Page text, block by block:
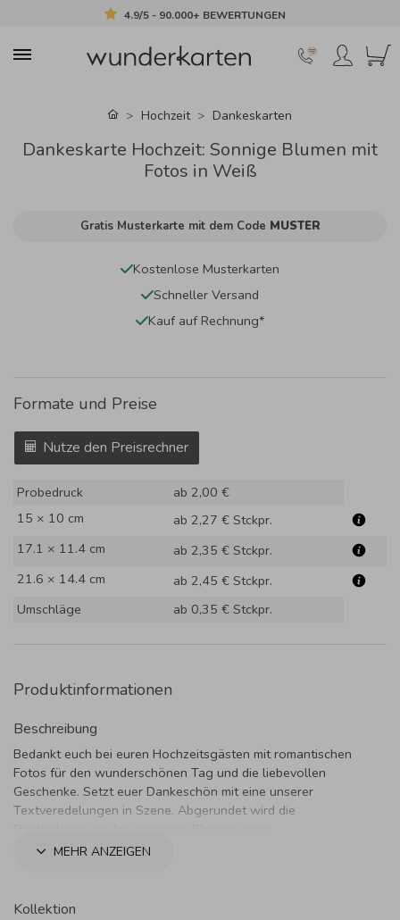
4.9/5 - 90.000+ BEWERTUNGEN
Hochzeit Dankeskarten
Dankeskarte Hochzeit: Sonnige Blumen mit
Fotos in Weiß
Gratis Musterkarte mit dem Code MUSTER
Kostenlose Musterkarten
Schneller Versand
Kauf auf Rechnung*
Formate und Preise
Nutze den Preisrechner
Probedruck
ab 2,00 €
15 × 10 cm
ab 2,27 € Stckpr.
17.1 × 11.4 cm
ab 2,35 € Stckpr.
21.6 × 14.4 cm
ab 2,45 € Stckpr.
Umschläge
ab 0,35 € Stckpr.
Produktinformationen
Beschreibung
Bedankt euch bei euren Hochzeitsgästen mit romantischen
Fotos für den wunderschönen Tag und die liebevollen
Geschenke. Setzt euer Dankeschön mit eine unserer
Textveredelungen in Szene. Abgerundet wird die
MEHR ANZEIGEN
Kollektion